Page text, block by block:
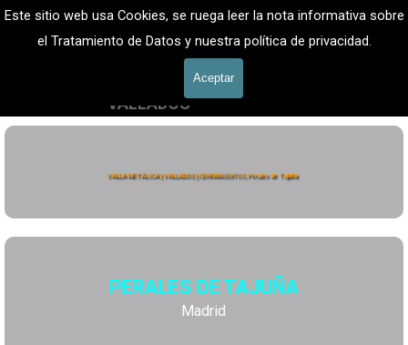
Este sitio web usa Cookies, se ruega leer la nota informativa sobre
el Tratamiento de Datos y nuestra política de privacidad.
Aceptar
Vaya al Contenido
FINCAS
VALLADOSValla Hércules
601 900 178
VALLA METÁLICA | VALLADOS | CERRAMIENTOS, Perales de Tajuña
PERALES DE TAJUÑA
Madrid